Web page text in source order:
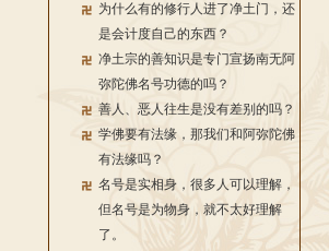
为什么有的修行人进了净土门，还
是会计度自己的东西？
净土宗的善知识是专门宣扬南无阿
弥陀佛名号功德的吗？
善人、恶人往生是没有差别的吗？
学佛要有法缘，那我们和阿弥陀佛
有法缘吗？
名号是实相身，很多人可以理解，
但名号是为物身，就不太好理解
了。